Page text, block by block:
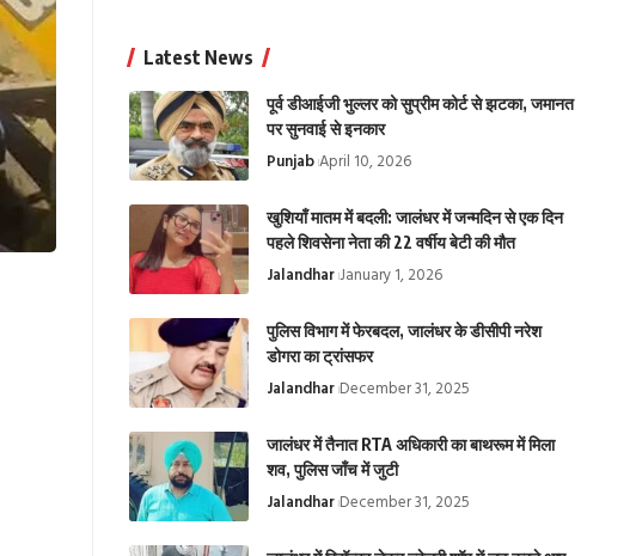
Latest News
पूर्व डीआईजी भुल्लर को सुप्रीम कोर्ट से झटका, जमानत
पर सुनवाई से इनकार
Punjab April 10, 2026
खुशियाँ मातम में बदली: जालंधर में जन्मदिन से एक दिन
पहले शिवसेना नेता की 22 वर्षीय बेटी की मौत
Jalandhar January 1, 2026
पुलिस विभाग में फेरबदल, जालंधर के डीसीपी नरेश
डोगरा का ट्रांसफर
Jalandhar December 31, 2025
जालंधर में तैनात RTA अधिकारी का बाथरूम में मिला
शव, पुलिस जाँच में जुटी
Jalandhar December 31, 2025